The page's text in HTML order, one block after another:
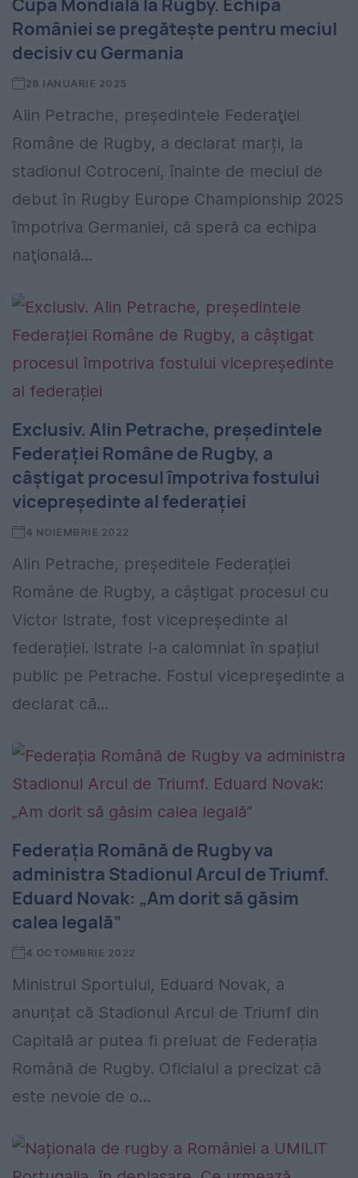
Cupa Mondială la Rugby. Echipa
României se pregătește pentru meciul
decisiv cu Germania
28 IANUARIE 2025
Alin Petrache, președintele Federaţiei
Române de Rugby, a declarat marți, la
stadionul Cotroceni, înainte de meciul de
debut în Rugby Europe Championship 2025
împotriva Germaniei, că speră ca echipa
naţională...
Exclusiv. Alin Petrache, președintele
Federației Române de Rugby, a
câștigat procesul împotriva fostului
vicepreședinte al federației
4 NOIEMBRIE 2022
Alin Petrache, președitele Federației
Române de Rugby, a câștigat procesul cu
Victor Istrate, fost vicepreședinte al
federației. Istrate l-a calomniat în spațiul
public pe Petrache. Fostul vicepreședinte a
declarat că...
Federația Română de Rugby va
administra Stadionul Arcul de Triumf.
Eduard Novak: „Am dorit să găsim
calea legală”
4 OCTOMBRIE 2022
Ministrul Sportului, Eduard Novak, a
anunțat că Stadionul Arcul de Triumf din
Capitală ar putea fi preluat de Federația
Română de Rugby. Oficialul a precizat că
este nevoie de o...